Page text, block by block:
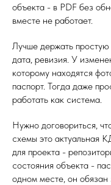
объекта - в PDF без
вместе не работает.
Лучше держать простую
дата, ревизия. У
которому находятся
паспорт. Тогда даже
работать как система.
Нужно договориться,
схемы это актуальная
для проекта -
состояния объекта -
одном месте, он обязан